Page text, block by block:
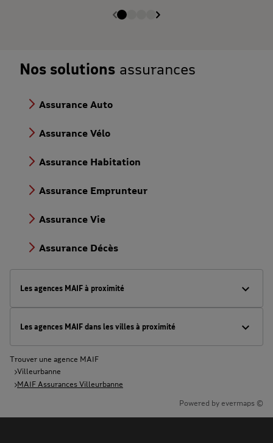
Nos solutions assurances
Assurance Auto
Assurance Vélo
Assurance Habitation
Assurance Emprunteur
Assurance Vie
Assurance Décès
Les agences MAIF à proximité
Les agences MAIF dans les villes à proximité
Trouver une agence MAIF
Villeurbanne
MAIF Assurances Villeurbanne
Powered by evermaps ©